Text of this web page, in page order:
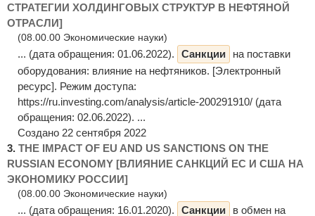
СТРАТЕГИИ ХОЛДИНГОВЫХ СТРУКТУР В НЕФТЯНОЙ
ОТРАСЛИ]
(08.00.00 Экономические науки)
... (дата обращения: 01.06.2022). Санкции
на поставки
оборудования: влияние на нефтяников. [Электронный
ресурс]. Режим доступа:
https://ru.investing.com/analysis/article-200291910/ (дата
обращения: 02.06.2022). ...
Создано 22 сентября 2022
3. THE IMPACT OF EU AND US SANCTIONS ON THE
RUSSIAN ECONOMY [ВЛИЯНИЕ САНКЦИЙ ЕС И США НА
ЭКОНОМИКУ РОССИИ]
(08.00.00 Экономические науки)
... (дата обращения: 16.01.2020). Санкции
в обмен на